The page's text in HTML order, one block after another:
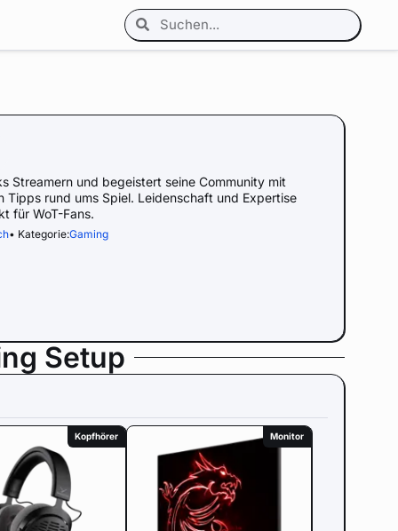
Streamern und begeistert seine Community mit
rund ums Spiel. Leidenschaft und Expertise
für WoT-Fans.
• Kategorie:Gaming
Setup
Kopfhörer Monitor